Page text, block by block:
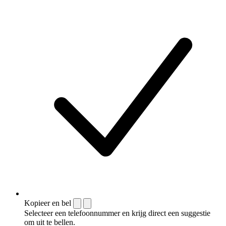
Kopieer en bel
Selecteer een telefoonnummer en krijg direct een suggestie
om uit te bellen.